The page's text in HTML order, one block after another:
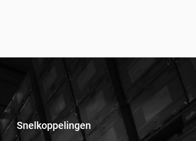
Snelkoppelingen